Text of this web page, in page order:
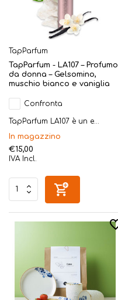
TapParfum
TapParfum - LA107 – Profumo
da donna – Gelsomino,
muschio bianco e vaniglia
Confronta
TapParfum LA107 è un e...
In magazzino
€15,00
IVA Incl.